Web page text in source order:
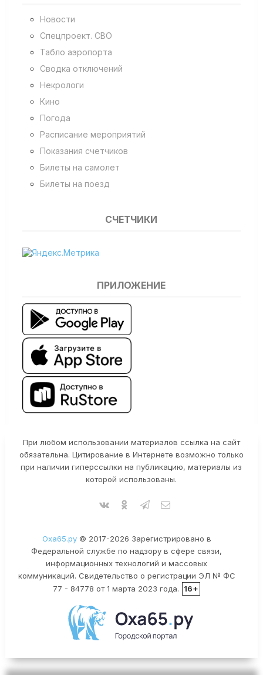
Новости
Спецпроект. СВО
Табло аэропорта
Сводка отключений
Некрологи
Кино
Погода
Расписание мероприятий
Показания счетчиков
Билеты на самолет
Билеты на поезд
СЧЕТЧИКИ
ПРИЛОЖЕНИЕ
При любом использовании материалов ссылка на сайт
обязательна. Цитирование в Интернете возможно только
при наличии гиперссылки на публикацию, материалы из
которой использованы.
Оха65.ру© 2017-2026 Зарегистрировано в
Федеральной службе по надзору в сфере связи,
информационных технологий и массовых
коммуникаций. Свидетельство о регистрации ЭЛ № ФС
77 - 84778 от 1 марта 2023 года.
16+